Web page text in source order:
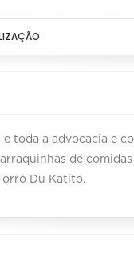
e toda a advocacia e
de
Du Katito.